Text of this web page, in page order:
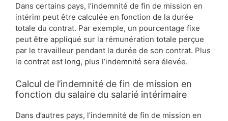
Dans certains pays, l’indemnité de fin de mission en
intérim peut être calculée en fonction de la durée
totale du contrat. Par exemple, un pourcentage fixe
peut être appliqué sur la rémunération totale perçue
par le travailleur pendant la durée de son contrat. Plus
le contrat est long, plus l’indemnité sera élevée.
Calcul de l’indemnité de fin de mission en
fonction du salaire du salarié intérimaire
Dans d’autres pays, l’indemnité de fin de mission en